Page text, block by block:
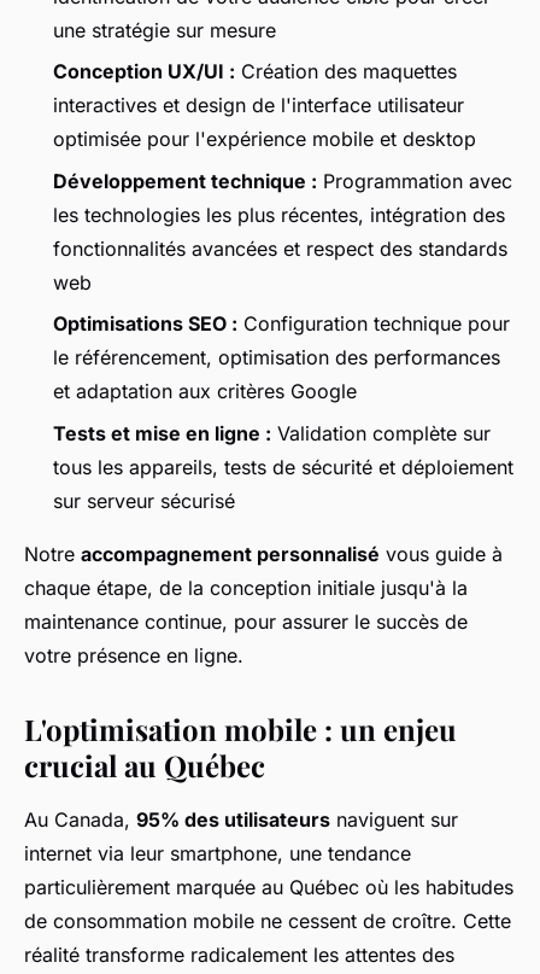
une stratégie sur mesure
Conception UX/UI : Création des maquettes
interactives et design de l'interface utilisateur
optimisée pour l'expérience mobile et desktop
Développement technique : Programmation avec
les technologies les plus récentes, intégration des
fonctionnalités avancées et respect des standards
web
Optimisations SEO : Configuration technique pour
le référencement, optimisation des performances
et adaptation aux critères Google
Tests et mise en ligne : Validation complète sur
tous les appareils, tests de sécurité et déploiement
sur serveur sécurisé
Notre accompagnement personnalisé vous guide à
chaque étape, de la conception initiale jusqu'à la
maintenance continue, pour assurer le succès de
votre présence en ligne.
L'optimisation mobile : un enjeu
crucial au Québec
Au Canada, 95% des utilisateurs naviguent sur
internet via leur smartphone, une tendance
particulièrement marquée au Québec où les habitudes
de consommation mobile ne cessent de croître. Cette
réalité transforme radicalement les attentes des